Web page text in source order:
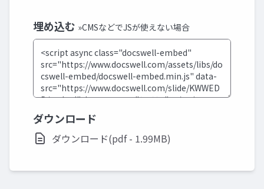
埋め込む »CMSなどでJSが使えない場合
ダウンロード
ダウンロード(pdf - 1.99MB)